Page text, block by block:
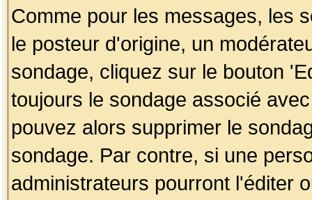
Comme pour les messages, les
le posteur d'origine, un
sondage, cliquez sur le bouton
toujours le sondage associé
pouvez alors supprimer le
sondage. Par contre, si une
administrateurs pourront l'éditer